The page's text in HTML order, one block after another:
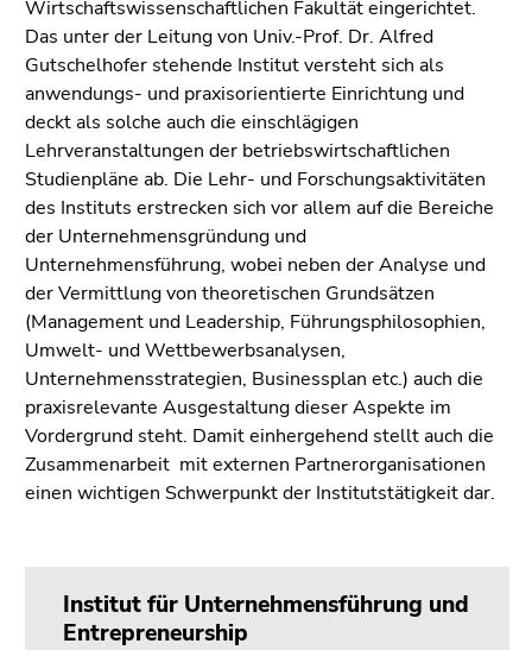
Sie diesen
Link.
Zum
Inhalt
(Zugriffstaste
1)
Zur
Positionsanzeige
(Zugriffstaste
2)
Zur
Hauptnavigation
(Zugriffstaste
3)
Zur
Unternavigation
den
Zusatzinformationen
Wirtschaftswissenschaftlichen Fakultät eingerichtet.
Das unter der Leitung von Univ.-Prof. Dr. Alfred
Gutschelhofer stehende Institut versteht sich als
anwendungs- und praxisorientierte Einrichtung und
deckt als solche auch die einschlägigen
Lehrveranstaltungen der betriebswirtschaftlichen
Studienpläne ab. Die Lehr- und Forschungsaktivitäten
des Instituts erstrecken sich vor allem auf die Bereiche
der Unternehmensgründung und
Unternehmensführung, wobei neben der Analyse und
der Vermittlung von theoretischen Grundsätzen
(Management und Leadership, Führungsphilosophien,
Umwelt- und Wettbewerbsanalysen,
Unternehmensstrategien, Businessplan etc.) auch die
praxisrelevante Ausgestaltung dieser Aspekte im
Vordergrund steht. Damit einhergehend stellt auch die
Zusammenarbeit mit externen Partnerorganisationen
einen wichtigen Schwerpunkt der Institutstätigkeit dar.
Institut für Unternehmensführung und
Entrepreneurship